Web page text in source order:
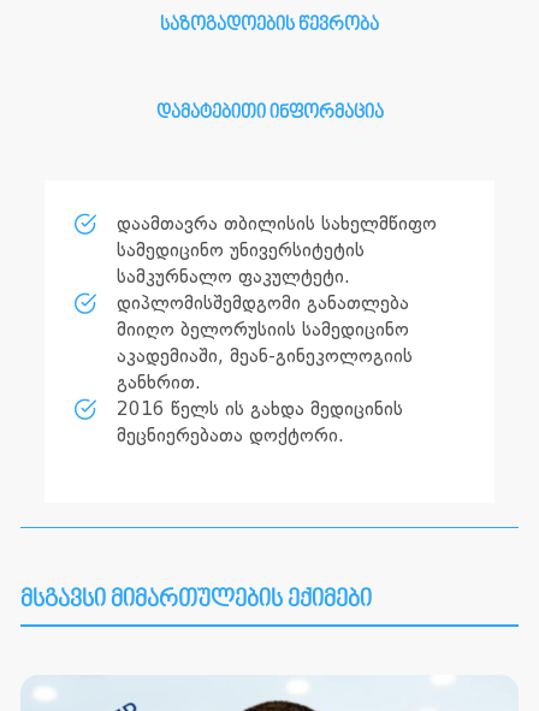
საზოგადოების წევრობა
დამატებითი ინფორმაცია
დაამთავრა თბილისის სახელმწიფო
სამედიცინო უნივერსიტეტის
სამკურნალო ფაკულტეტი.
დიპლომისშემდგომი განათლება
მიიღო ბელორუსიის სამედიცინო
აკადემიაში, მეან-გინეკოლოგიის
განხრით.
2016 წელს ის გახდა მედიცინის
მეცნიერებათა დოქტორი.
მსგავსი მიმართულების ექიმები